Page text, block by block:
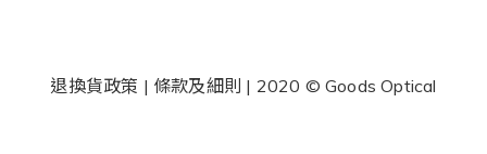
退換貨政策 | 條款及細則 | 2020 © Goods Optical